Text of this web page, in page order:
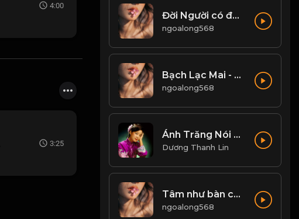
4:00
3:25
Đời Người có được, ắt có mất...! & Đạo
ngoalong568
Bạch Lạc Mai - Một Quyển Phong Hoa Đại Đường! & Đạo
ngoalong568
Ánh Trăng Nói Hộ Lòng Tôi - Đặng Lệ Quân
Dương Thanh Lin
Tâm như bàn cờ, tĩnh thì sáng - loạn thì mê! & Đạo
ngoalong568